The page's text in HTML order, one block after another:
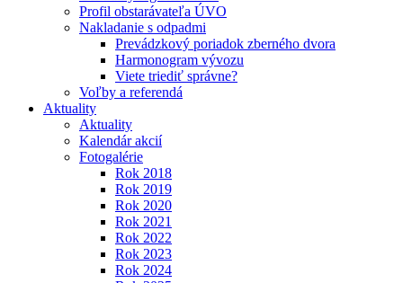
Profil obstarávateľa ÚVO
Nakladanie s odpadmi
Prevádzkový poriadok zberného dvora
Harmonogram vývozu
Viete triediť správne?
Voľby a referendá
Aktuality
Aktuality
Kalendár akcií
Fotogalérie
Rok 2018
Rok 2019
Rok 2020
Rok 2021
Rok 2022
Rok 2023
Rok 2024